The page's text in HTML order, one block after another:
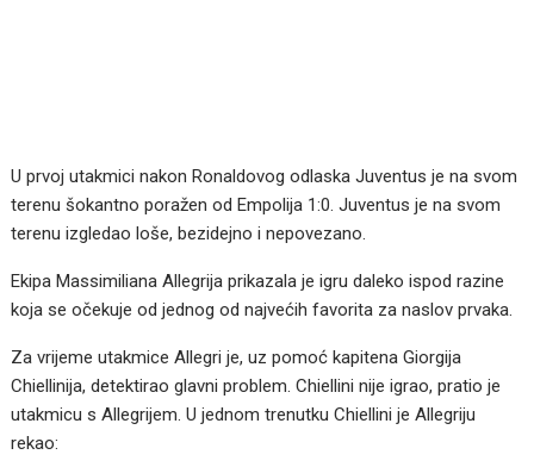
U prvoj utakmici nakon Ronaldovog odlaska Juventus je na svom
terenu šokantno poražen od Empolija 1:0. Juventus je na svom
terenu izgledao loše, bezidejno i nepovezano.
Ekipa Massimiliana Allegrija prikazala je igru daleko ispod razine
koja se očekuje od jednog od najvećih favorita za naslov prvaka.
Za vrijeme utakmice Allegri je, uz pomoć kapitena Giorgija
Chiellinija, detektirao glavni problem. Chiellini nije igrao, pratio je
utakmicu s Allegrijem. U jednom trenutku Chiellini je Allegriju
rekao: